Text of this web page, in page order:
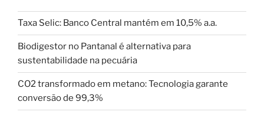
Taxa Selic: Banco Central mantém em 10,5% a.a.
Biodigestor no Pantanal é alternativa para
sustentabilidade na pecuária
CO2 transformado em metano: Tecnologia garante
conversão de 99,3%